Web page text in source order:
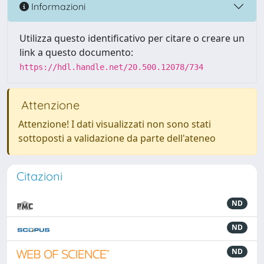
Informazioni
Utilizza questo identificativo per citare o creare un
link a questo documento:
https://hdl.handle.net/20.500.12078/734
Attenzione
Attenzione! I dati visualizzati non sono stati
sottoposti a validazione da parte dell'ateneo
Citazioni
ND
ND
ND